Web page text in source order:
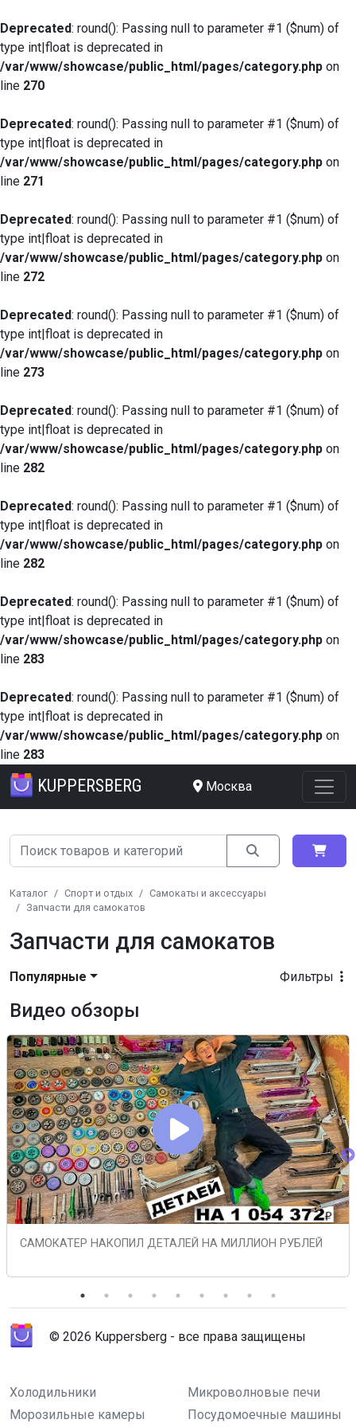
Deprecated: round(): Passing null to parameter #1 ($num) of
type int|float is deprecated in
/var/www/showcase/public_html/pages/category.php on
line 270
Deprecated: round(): Passing null to parameter #1 ($num) of
type int|float is deprecated in
/var/www/showcase/public_html/pages/category.php on
line 271
Deprecated: round(): Passing null to parameter #1 ($num) of
type int|float is deprecated in
/var/www/showcase/public_html/pages/category.php on
line 272
Deprecated: round(): Passing null to parameter #1 ($num) of
type int|float is deprecated in
/var/www/showcase/public_html/pages/category.php on
line 273
Deprecated: round(): Passing null to parameter #1 ($num) of
type int|float is deprecated in
/var/www/showcase/public_html/pages/category.php on
line 282
Deprecated: round(): Passing null to parameter #1 ($num) of
type int|float is deprecated in
/var/www/showcase/public_html/pages/category.php on
line 282
Deprecated: round(): Passing null to parameter #1 ($num) of
type int|float is deprecated in
/var/www/showcase/public_html/pages/category.php on
line 283
Deprecated: round(): Passing null to parameter #1 ($num) of
type int|float is deprecated in
/var/www/showcase/public_html/pages/category.php on
line 283
KUPPERSBERG Москва
Каталог Спорт и отдых
Самокаты и аксессуары
Запчасти для самокатов
Запчасти для самокатов
Фильтры
Популярные
Видео обзоры
САМОКАТЕР НАКОПИЛ ДЕТАЛЕЙ НА МИЛЛИОН РУБЛЕЙ
© 2026 Kuppersberg - все права защищены
Холодильники
Микроволновые печи
Морозильные камеры
Посудомоечные машины